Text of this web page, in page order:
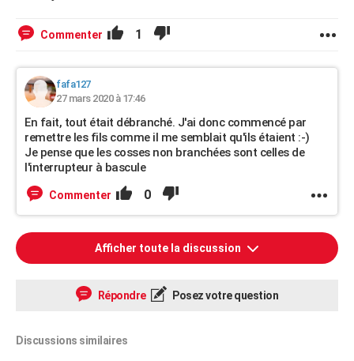
Commenter 1
fafa127
27 mars 2020 à 17:46
En fait, tout était débranché. J'ai donc commencé par
remettre les fils comme il me semblait qu'ils étaient :-)
Je pense que les cosses non branchées sont celles de
l'interrupteur à bascule
Commenter 0
Afficher toute la discussion
Répondre Posez votre question
Discussions similaires